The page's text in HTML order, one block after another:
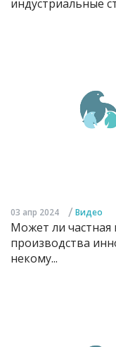
индустриальные
03 апр 2024 / Видео
Может ли частная
производства
некому...